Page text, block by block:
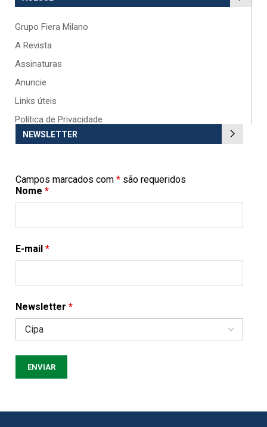
Grupo Fiera Milano
A Revista
Assinaturas
Anuncie
Links úteis
Política de Privacidade
NEWSLETTER
Campos marcados com * são requeridos
Nome *
E-mail *
Newsletter *